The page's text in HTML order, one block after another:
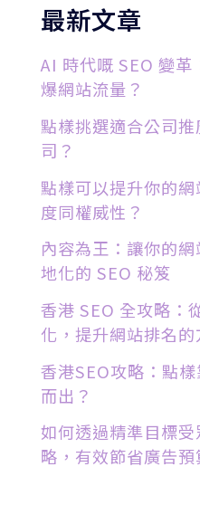
最新文章
AI 時代嘅 SEO 變革
爆網站流量？
點樣挑選適合公司
司？
點樣可以提升你的
度同權威性？
內容為王：讓你的
地化的 SEO 秘笈
香港 SEO 全攻略：
化，提升網站排名的
香港SEO攻略：點
而出？
如何透過精準目標
略，有效節省廣告預